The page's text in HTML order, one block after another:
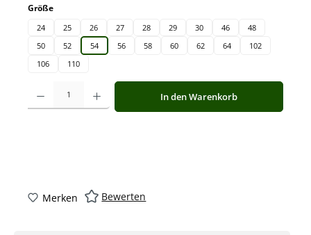
Größeauswählen
24 25 26 27 28 29 30 46
48
50
52 54 56 58 60 62 64
102
106
110
Produkt Anzahl: Gib den gewünschten Wert ein oder benutze die
In den Warenkorb
Merken Bewerten